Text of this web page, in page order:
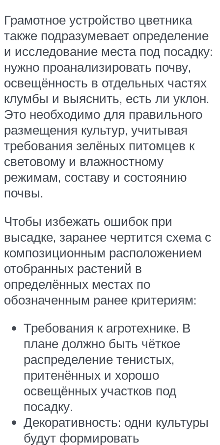
Грамотное устройство цветника
также подразумевает определение
и исследование места под посадку:
нужно проанализировать почву,
освещённость в отдельных частях
клумбы и выяснить, есть ли уклон.
Это необходимо для правильного
размещения культур, учитывая
требования зелёных питомцев к
световому и влажностному
режимам, составу и состоянию
почвы.
Чтобы избежать ошибок при
высадке, заранее чертится схема с
композиционным расположением
отобранных растений в
определённых местах по
обозначенным ранее критериям:
Требования к агротехнике. В
плане должно быть чёткое
распределение тенистых,
притенённых и хорошо
освещённых участков под
посадку.
Декоративность: одни культуры
будут формировать